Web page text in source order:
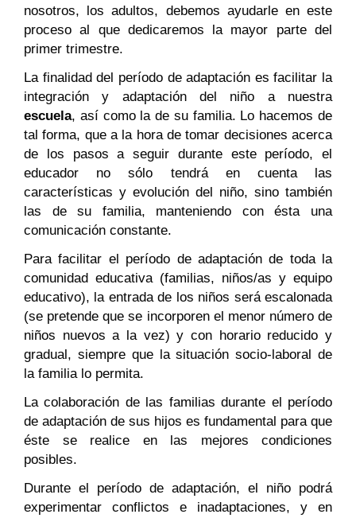
nosotros, los adultos, debemos ayudarle en este
proceso al que dedicaremos la mayor parte del
primer trimestre.
La finalidad del período de adaptación es facilitar la
integración y adaptación del niño a nuestra
escuela, así como la de su familia. Lo hacemos de
tal forma, que a la hora de tomar decisiones acerca
de los pasos a seguir durante este período, el
educador no sólo tendrá en cuenta las
características y evolución del niño, sino también
las de su familia, manteniendo con ésta una
comunicación constante.
Para facilitar el período de adaptación de toda la
comunidad educativa (familias, niños/as y equipo
educativo), la entrada de los niños será escalonada
(se pretende que se incorporen el menor número de
niños nuevos a la vez) y con horario reducido y
gradual, siempre que la situación socio-laboral de
la familia lo permita.
La colaboración de las familias durante el período
de adaptación de sus hijos es fundamental para que
éste se realice en las mejores condiciones
posibles.
Durante el período de adaptación, el niño podrá
experimentar conflictos e inadaptaciones, y en